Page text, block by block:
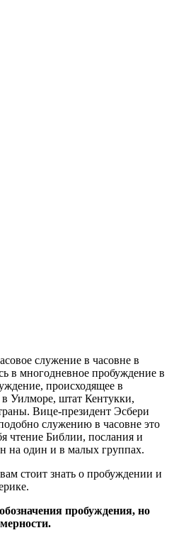
служение в часовне в
в многодневное пробуждение в
происходящее в
в Уилморе, штат Кентукки,
Вице-президент Эсбери
служению в часовне это
чтение Библии, послания и
на один и в малых группах.
стоит знать о пробуждении и
пробуждения, но